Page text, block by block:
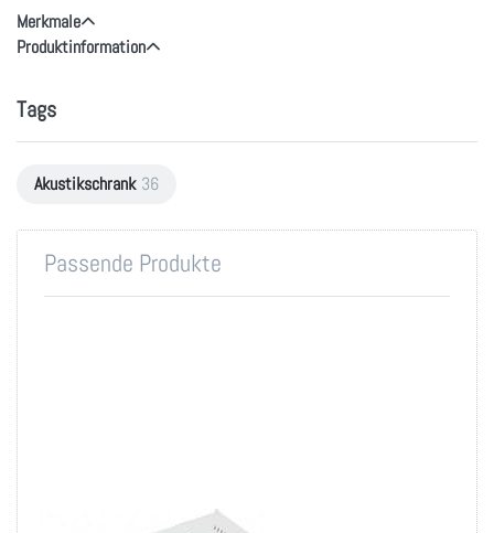
Merkmale
Produktinformation
Tags
Akustikschrank 36
Passende Produkte